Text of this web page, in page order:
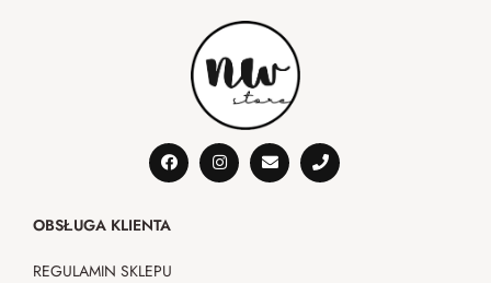
OBSŁUGA KLIENTA
REGULAMIN SKLEPU